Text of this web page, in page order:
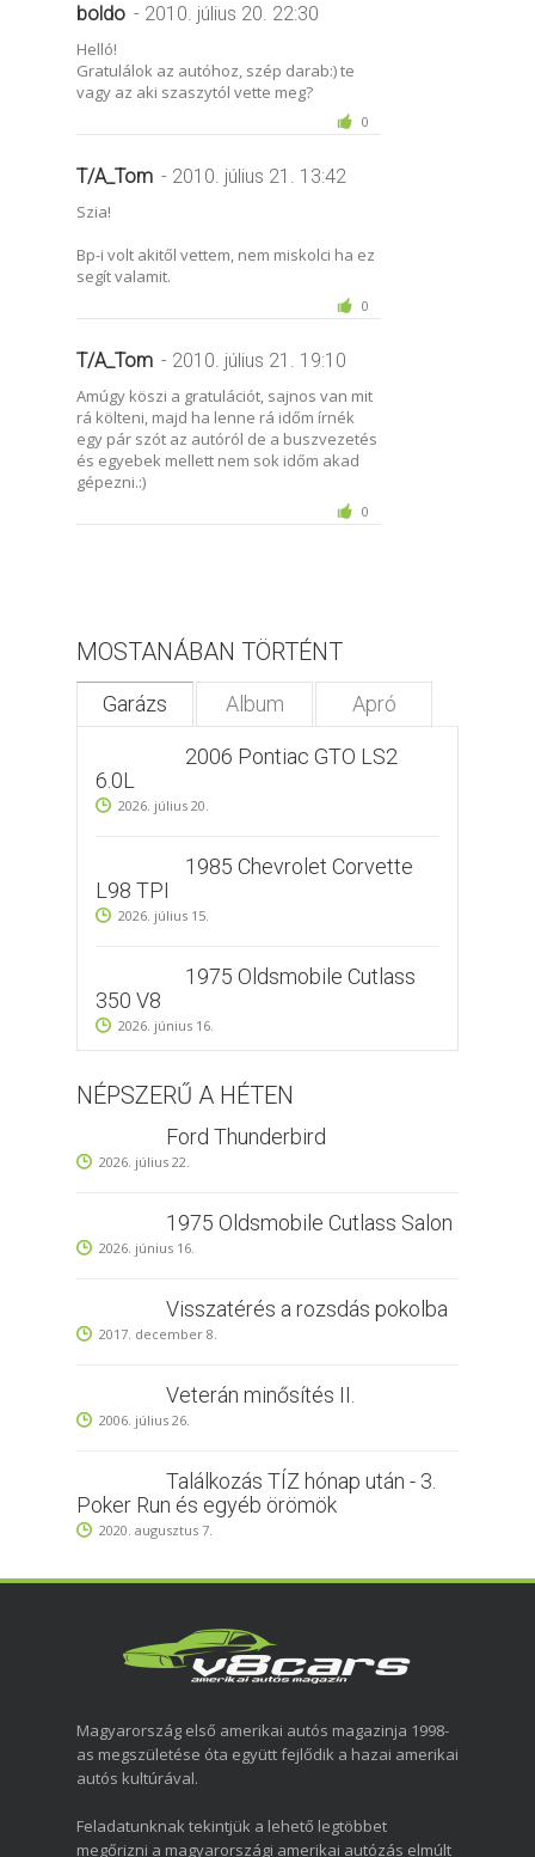
boldo - 2010. július 20. 22:30
Helló!
Gratulálok az autóhoz, szép darab:) te
vagy az aki szaszytól vette meg?
0
T/A_Tom - 2010. július 21. 13:42
Szia!
Bp-i volt akitől vettem, nem miskolci ha ez
segít valamit.
0
T/A_Tom - 2010. július 21. 19:10
Amúgy köszi a gratulációt, sajnos van mit
rá költeni, majd ha lenne rá időm írnék
egy pár szót az autóról de a buszvezetés
és egyebek mellett nem sok időm akad
gépezni.:)
0
MOSTANÁBAN TÖRTÉNT
Garázs Album Apró
2006 Pontiac GTO LS2
6.0L
2026. július 20.
1985 Chevrolet Corvette
L98 TPI
2026. július 15.
1975 Oldsmobile Cutlass
350 V8
2026. június 16.
NÉPSZERŰ A HÉTEN
Ford Thunderbird
2026. július 22.
1975 Oldsmobile Cutlass Salon
2026. június 16.
Visszatérés a rozsdás pokolba
2017. december 8.
Veterán minősítés II.
2006. július 26.
Találkozás TÍZ hónap után - 3.
Poker Run és egyéb örömök
2020. augusztus 7.
Magyarország első amerikai autós magazinja 1998-
as megszületése óta együtt fejlődik a hazai amerikai
autós kultúrával.
Feladatunknak tekintjük a lehető legtöbbet
megőrizni a magyarországi amerikai autózás elmúlt